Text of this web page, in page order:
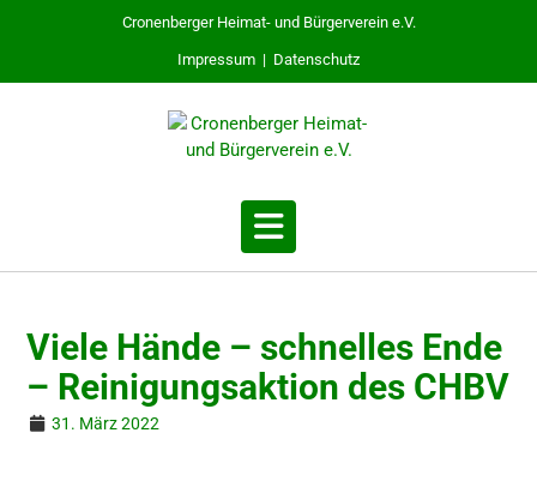
Cronenberger Heimat- und Bürgerverein e.V.
Impressum | Datenschutz
Viele Hände – schnel­les Ende
– Reini­gungs­ak­ti­on des CHBV
31. März 2022